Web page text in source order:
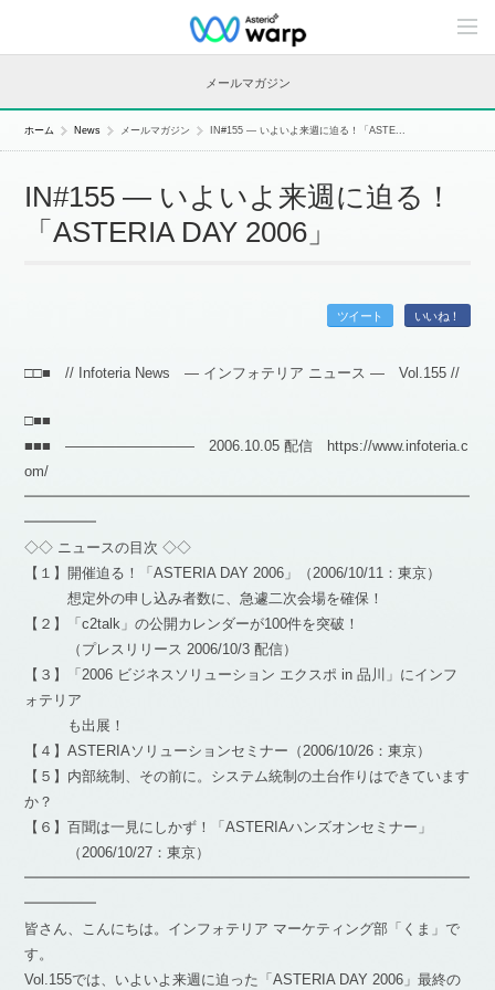
C
n
n
メールマガジン
ホーム News メールマガジン IN#155 — いよいよ来週に迫る！「ASTE...
IN#155 — いよいよ来週に迫る！
「ASTERIA DAY 2006」
ツイート いいね！
□□■ // Infoteria News — インフォテリア ニュース — Vol.155 //
□■■
■■■ ――――――――― 2006.10.05 配信 https://www.infoteria.c
om/
━━━━━━━━━━━━━━━━━━━━━━━━━━━━━━━
━━━━━
◇◇ ニュースの目次 ◇◇
【１】開催迫る！「ASTERIA DAY 2006」（2006/10/11：東京）
想定外の申し込み者数に、急遽二次会場を確保！
【２】「c2talk」の公開カレンダーが100件を突破！
（プレスリリース 2006/10/3 配信）
【３】「2006 ビジネスソリューション エクスポ in 品川」にインフ
ォテリア
も出展！
【４】ASTERIAソリューションセミナー（2006/10/26：東京）
【５】内部統制、その前に。システム統制の土台作りはできています
か？
【６】百聞は一見にしかず！「ASTERIAハンズオンセミナー」
（2006/10/27：東京）
━━━━━━━━━━━━━━━━━━━━━━━━━━━━━━━
━━━━━
皆さん、こんにちは。インフォテリア マーケティング部「くま」で
す。
Vol.155では、いよいよ来週に迫った「ASTERIA DAY 2006」最終の